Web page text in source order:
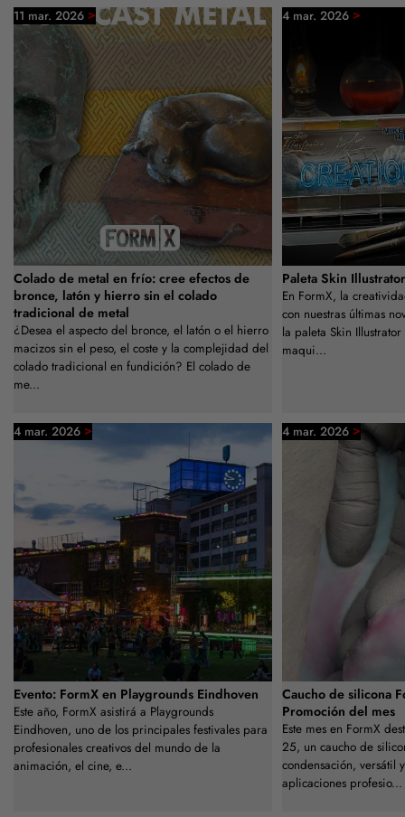
11 mar. 2026 >
Colado de metal en frío: cree efectos de
bronce, latón y hierro sin el colado
tradicional de metal
¿Desea el aspecto del bronce, el latón o el hierro
macizos sin el peso, el coste y la complejidad del
colado tradicional en fundición? El colado de
me...
4 mar. 2026 >
Paleta Skin
En FormX, la
con nuestras últimas
la paleta Skin
maqui...
4 mar. 2026 >
Evento: FormX en Playgrounds Eindhoven
Este año, FormX asistirá a Playgrounds
Eindhoven, uno de los principales festivales para
profesionales creativos del mundo de la
animación, el cine, e...
4 mar. 2026 >
Caucho de silicona
Promoción del mes
Este mes en FormX
25, un caucho de
condensación, versátil
aplicaciones profesio...